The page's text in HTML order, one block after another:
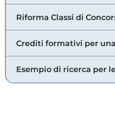
Riforma Classi di
Crediti formativi per
Esempio di ricerca per